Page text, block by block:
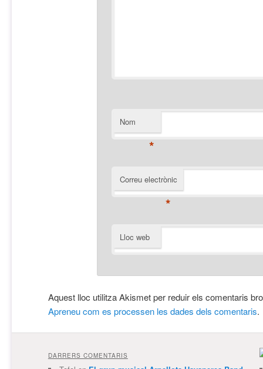
Nom
*
Correu electrònic
*
Lloc web
Aquest lloc utilitza Akismet per reduir els comentaris
Apreneu com es processen les dades dels comentaris.
DARRERS COMENTARIS